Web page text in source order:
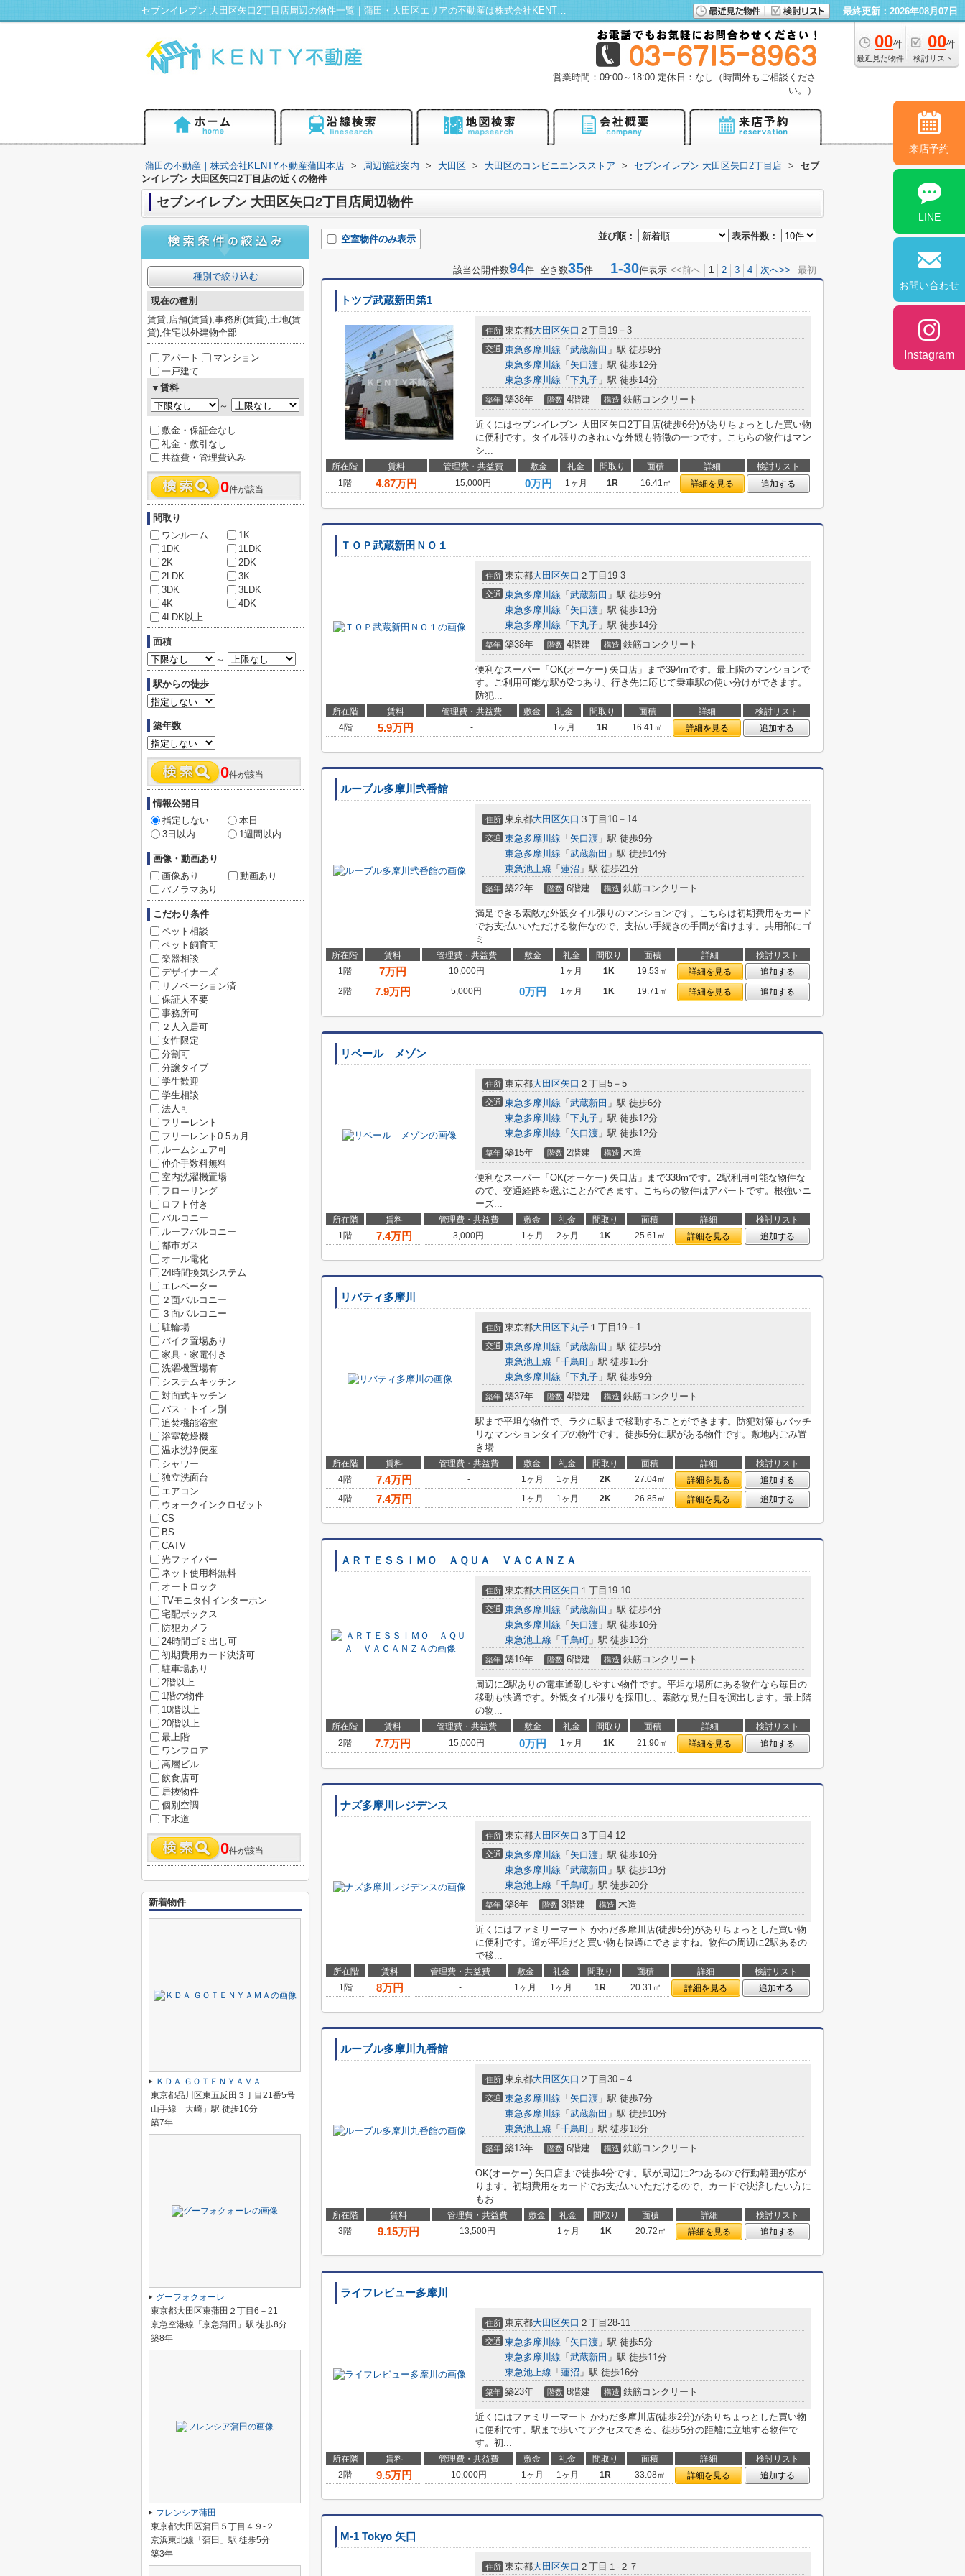
セブンイレブン 大田区矢口2丁目店周辺の物件一覧｜蒲田・大田区エリアの不動産は株式会社KENTY不動産蒲田本店にお任せ！ 最終更新：2026年08月07日
00件
最近見た物件
00件
検討リスト
営業時間：09:00～18:00 定休日：なし（時間外もご相談くださ
い。）
蒲田の不動産｜株式会社KENTY不動産蒲田本店 > 周辺施設案内 > 大田区 > 大田区のコンビニエンスストア > セブンイレブン 大田区矢口2丁目店 >
セブ
ンイレブン 大田区矢口2丁目店の近くの物件
セブンイレブン 大田区矢口2丁目店周辺物件
並び順： 表示件数：
空室物件のみ表示
該当公開件数94件 空き数35件 1-30件表示 <<前へ 1 2 3 4 次へ>> 最初
トツプ武蔵新田第1
住所 東京都大田区矢口 ２丁目19－3
交通 東急多摩川線 「 武蔵新田 」駅 徒歩9分
東急多摩川線 「 矢口渡 」駅 徒歩12分
東急多摩川線 「 下丸子 」駅 徒歩14分
築年 築38年 階数 4階建 構造 鉄筋コンクリート
近くにはセブンイレブン 大田区矢口2丁目店(徒歩6分)がありちょっとした買い物
に便利です。タイル張りのきれいな外観も特徴の一つです。こちらの物件はマン
シ...
所在階 賃料 管理費・共益費 敷金 礼金 間取り 面積 詳細
検討リスト
1階
4.87万円 15,000円 0万円 1ヶ月 1R 16.41㎡ 詳細を見る 追加する
ＴＯＰ武蔵新田ＮＯ１
住所 東京都大田区矢口 ２丁目19-3
交通 東急多摩川線 「 武蔵新田 」駅 徒歩9分
東急多摩川線 「 矢口渡 」駅 徒歩13分
東急多摩川線 「 下丸子 」駅 徒歩14分
築年 築38年 階数 4階建 構造 鉄筋コンクリート
便利なスーパー「OK(オーケー) 矢口店」まで394mです。最上階のマンションで
す。ご利用可能な駅が2つあり、行き先に応じて乗車駅の使い分けができます。
防犯...
所在階 賃料 管理費・共益費 敷金 礼金 間取り 面積 詳細
検討リスト
4階
5.9万円 - 1ヶ月 1R 16.41㎡ 詳細を見る 追加する
ルーブル多摩川弐番館
住所 東京都大田区矢口 ３丁目10－14
交通 東急多摩川線 「 矢口渡 」駅 徒歩9分
東急多摩川線 「 武蔵新田 」駅 徒歩14分
東急池上線 「 蓮沼 」駅 徒歩21分
築年 築22年 階数 6階建 構造 鉄筋コンクリート
満足できる素敵な外観タイル張りのマンションです。こちらは初期費用をカード
でお支払いいただける物件なので、支払い手続きの手間が省けます。共用部にゴ
ミ...
所在階 賃料 管理費・共益費 敷金 礼金 間取り 面積 詳細
検討リスト
1階
7万円 10,000円 1ヶ月 1K 19.53㎡ 詳細を見る
追加する
2階
7.9万円 5,000円 0万円 1ヶ月 1K 19.71㎡ 詳細を見る 追加する
リベール メゾン
住所 東京都大田区矢口 ２丁目5－5
交通 東急多摩川線 「 武蔵新田 」駅 徒歩6分
東急多摩川線 「 下丸子 」駅 徒歩12分
東急多摩川線 「 矢口渡 」駅 徒歩12分
築年 築15年 階数 2階建 構造 木造
便利なスーパー「OK(オーケー) 矢口店」まで338mです。2駅利用可能な物件な
ので、交通経路を選ぶことができます。こちらの物件はアパートです。根強いニ
ーズ...
所在階 賃料 管理費・共益費 敷金 礼金 間取り 面積 詳細
検討リスト
1階
7.4万円 3,000円 1ヶ月 2ヶ月 1K 25.61㎡ 詳細を見る 追加する
リバティ多摩川
住所 東京都大田区下丸子 １丁目19－1
交通 東急多摩川線 「 武蔵新田 」駅 徒歩5分
東急池上線 「 千鳥町 」駅 徒歩15分
東急多摩川線 「 下丸子 」駅 徒歩9分
築年 築37年 階数 4階建 構造 鉄筋コンクリート
駅まで平坦な物件で、ラクに駅まで移動することができます。防犯対策もバッチ
リなマンションタイプの物件です。徒歩5分に駅がある物件です。敷地内ごみ置
き場...
所在階 賃料 管理費・共益費 敷金 礼金 間取り 面積 詳細
検討リスト
4階
7.4万円 - 1ヶ月 1ヶ月 2K 27.04㎡ 詳細を見る
追加する
4階
7.4万円 - 1ヶ月 1ヶ月 2K 26.85㎡ 詳細を見る 追加する
ＡＲＴＥＳＳＩＭＯ ＡＱＵＡ ＶＡＣＡＮＺＡ
住所 東京都大田区矢口 １丁目19-10
交通 東急多摩川線 「 武蔵新田 」駅 徒歩4分
東急多摩川線 「 矢口渡 」駅 徒歩10分
東急池上線 「 千鳥町 」駅 徒歩13分
築年 築19年 階数 6階建 構造 鉄筋コンクリート
周辺に2駅ありの電車通勤しやすい物件です。平坦な場所にある物件なら毎日の
移動も快適です。外観タイル張りを採用し、素敵な見た目を演出します。最上階
の物...
所在階 賃料 管理費・共益費 敷金 礼金 間取り 面積 詳細
検討リスト
2階
7.7万円 15,000円 0万円 1ヶ月 1K 21.90㎡ 詳細を見る 追加する
ナズ多摩川レジデンス
住所 東京都大田区矢口 ３丁目4-12
交通 東急多摩川線 「 矢口渡 」駅 徒歩10分
東急多摩川線 「 武蔵新田 」駅 徒歩13分
東急池上線 「 千鳥町 」駅 徒歩20分
築年 築8年 階数 3階建 構造 木造
近くにはファミリーマート かわだ多摩川店(徒歩5分)がありちょっとした買い物
に便利です。道が平坦だと買い物も快適にできますね。物件の周辺に2駅あるの
で移...
所在階 賃料 管理費・共益費 敷金 礼金 間取り 面積 詳細
検討リスト
1階
8万円 - 1ヶ月 1ヶ月 1R 20.31㎡ 詳細を見る 追加する
ルーブル多摩川九番館
住所 東京都大田区矢口 ２丁目30－4
交通 東急多摩川線 「 矢口渡 」駅 徒歩7分
東急多摩川線 「 武蔵新田 」駅 徒歩10分
東急池上線 「 千鳥町 」駅 徒歩18分
築年 築13年 階数 6階建 構造 鉄筋コンクリート
OK(オーケー) 矢口店まで徒歩4分です。駅が周辺に2つあるので行動範囲が広が
ります。初期費用をカードでお支払いいただけるので、カードで決済したい方に
もお...
所在階 賃料 管理費・共益費 敷金 礼金 間取り 面積 詳細
検討リスト
3階
9.15万円 13,500円 1ヶ月 1K 20.72㎡ 詳細を見る 追加する
ライフレビュー多摩川
住所 東京都大田区矢口 ２丁目28-11
交通 東急多摩川線 「 矢口渡 」駅 徒歩5分
東急多摩川線 「 武蔵新田 」駅 徒歩11分
東急池上線 「 蓮沼 」駅 徒歩16分
築年 築23年 階数 8階建 構造 鉄筋コンクリート
近くにはファミリーマート かわだ多摩川店(徒歩2分)がありちょっとした買い物
に便利です。駅まで歩いてアクセスできる、徒歩5分の距離に立地する物件で
す。初...
所在階 賃料 管理費・共益費 敷金 礼金 間取り 面積 詳細
検討リスト
2階
9.5万円 10,000円 1ヶ月 1ヶ月 1R 33.08㎡ 詳細を見る 追加する
M-1 Tokyo 矢口
住所 東京都大田区矢口 ２丁目１-２７
種別で絞り込む
現在の種別
賃貸,店舗(賃貸),事務所(賃貸),土地(賃
貸),住宅以外建物全部
アパート
マンション
一戸建て
▼賃料
～
敷金・保証金なし
礼金・敷引なし
共益費・管理費込み
0件が該当
間取り
ワンルーム
1K
1DK
1LDK
2K
2DK
2LDK
3K
3DK
3LDK
4K
4DK
4LDK以上
面積
～
駅からの徒歩
築年数
0件が該当
情報公開日
指定しない
本日
3日以内
1週間以内
画像・動画あり
画像あり
動画あり
パノラマあり
こだわり条件
ペット相談
ペット飼育可
楽器相談
デザイナーズ
リノベーション済
保証人不要
事務所可
２人入居可
女性限定
分割可
分譲タイプ
学生歓迎
学生相談
法人可
フリーレント
フリーレント0.5ヵ月
ルームシェア可
仲介手数料無料
室内洗濯機置場
フローリング
ロフト付き
バルコニー
ルーフバルコニー
都市ガス
オール電化
24時間換気システム
エレベーター
２面バルコニー
３面バルコニー
駐輪場
バイク置場あり
家具・家電付き
洗濯機置場有
システムキッチン
対面式キッチン
バス・トイレ別
追焚機能浴室
浴室乾燥機
温水洗浄便座
シャワー
独立洗面台
エアコン
ウォークインクロゼット
CS
BS
CATV
光ファイバー
ネット使用料無料
オートロック
TVモニタ付インターホン
宅配ボックス
防犯カメラ
24時間ゴミ出し可
初期費用カード決済可
駐車場あり
2階以上
1階の物件
10階以上
20階以上
最上階
ワンフロア
高層ビル
飲食店可
居抜物件
個別空調
下水道
0件が該当
新着物件
ＫＤＡ ＧＯＴＥＮＹＡＭＡ
東京都品川区東五反田３丁目21番5号
山手線「大崎」駅 徒歩10分
築7年
グーフォクォーレ
東京都大田区東蒲田２丁目6－21
京急空港線「京急蒲田」駅 徒歩8分
築8年
フレンシア蒲田
東京都大田区蒲田５丁目４９-２
京浜東北線「蒲田」駅 徒歩5分
築3年
来店予約
LINE
お問い合わせ
Instagram